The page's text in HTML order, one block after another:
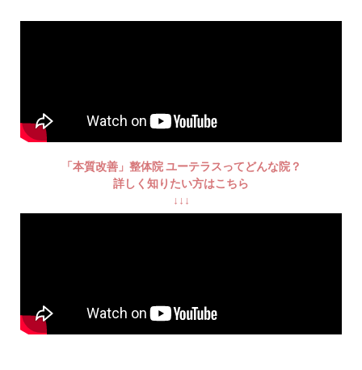
「本質改善」整体院 ユーテラスってどんな院？
詳しく知りたい方はこちら
↓↓↓